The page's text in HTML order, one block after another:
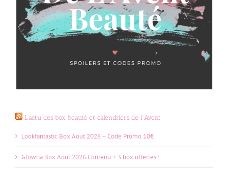
L’actu des box beauté et calendriers de l’Avent
Lookfantastic Box Aout 2026 – Code Promo 10€
Glowria Box Aout 2026 Contenu + 3 box offertes !